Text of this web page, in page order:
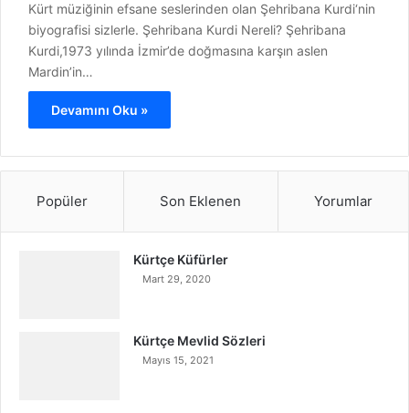
Kürt müziğinin efsane seslerinden olan Şehribana Kurdi‘nin
biyografisi sizlerle. Şehribana Kurdi Nereli? Şehribana
Kurdi,1973 yılında İzmir’de doğmasına karşın aslen
Mardin’in…
Devamını Oku »
Popüler Son Eklenen Yorumlar
Kürtçe Küfürler
Mart 29, 2020
Kürtçe Mevlid Sözleri
Mayıs 15, 2021